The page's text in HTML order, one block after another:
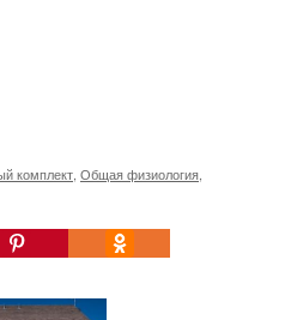
комплект Общая физиология